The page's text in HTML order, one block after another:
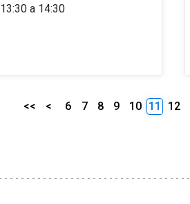
13:30 a 14:30
<< < 6 7 8 9 10 11 12